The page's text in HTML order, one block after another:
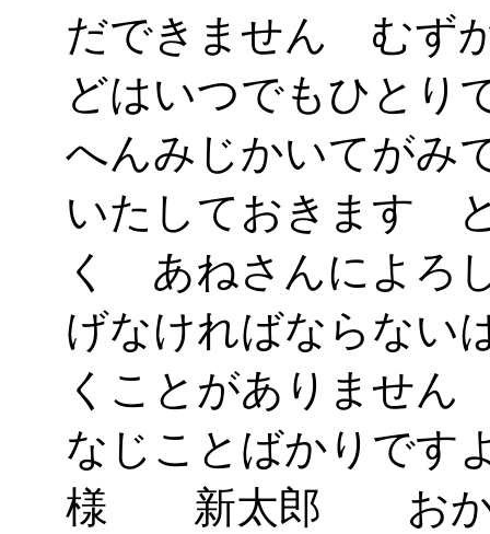
だできません むず
どはいつでもひと
へんみじかいてがみ
いたしておきます
く あねさんによろ
げなければならない
くことがありませ
なじことばかりで
様 新太郎 おから